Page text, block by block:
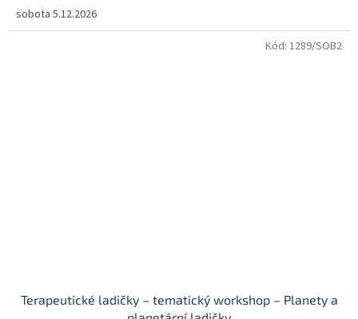
sobota 5.12.2026
Terapeutické ladičky – tematický workshop – Planety a
Kód: 1289/SOB2